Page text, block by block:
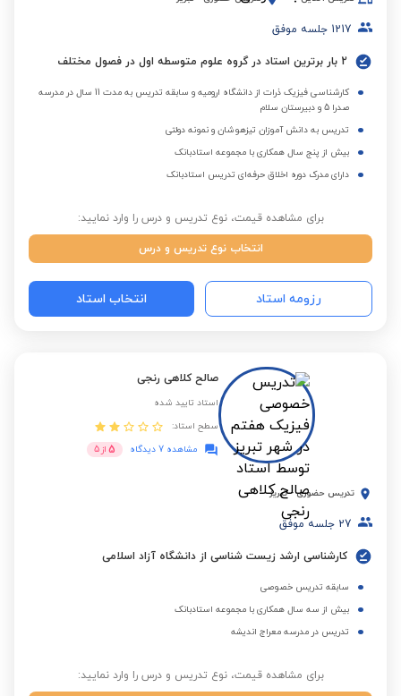
1217 جلسه موفق
2 بار برترین استاد در گروه علوم متوسطه اول در فصول مختلف
کارشناسی فیزیک ذرات از دانشگاه ارومیه و سابقه تدریس به مدت 11 سال در مدرسه
صدرا 5 و دبیرستان سلام
تدریس به دانش آموزان تیزهوشان و نمونه دولتی
بیش از پنج سال همکاری با مجموعه استادبانک
دارای مدرک دوره اخلاق حرفه‌ای تدریس استادبانک
برای مشاهده قیمت، نوع تدریس و درس را وارد نمایید:
انتخاب نوع تدریس و درس
رزومه استاد انتخاب استاد
صالح کلاهی رنجی
استاد تایید شده
سطح استاد:
مشاهده 7 دیدگاه
5 از 5
تدریس حضوری - تبریز
27 جلسه موفق
کارشناسی ارشد زیست شناسی از دانشگاه آزاد اسلامی
سابقه تدریس خصوصی
بیش از سه سال همکاری با مجموعه استادبانک
تدریس در مدرسه معراج اندیشه
برای مشاهده قیمت، نوع تدریس و درس را وارد نمایید: